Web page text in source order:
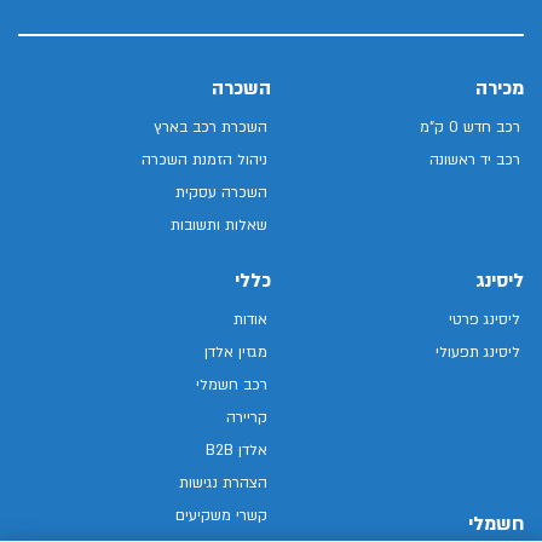
מכירה
רכב חדש 0 ק"מ
רכב יד ראשונה
השכרה
השכרת רכב בארץ
ניהול הזמנת השכרה
השכרה עסקית
שאלות ותשובות
ליסינג
ליסינג פרטי
ליסינג תפעולי
חשמלי
כללי
אודות
מגזין אלדן
רכב חשמלי
קריירה
אלדן B2B
הצהרת נגישות
קשרי משקיעים